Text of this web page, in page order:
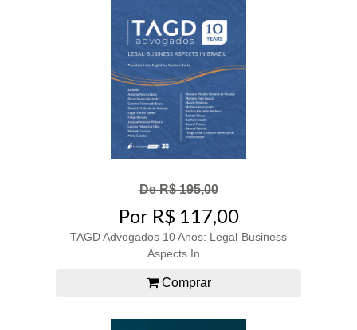
De R$ 195,00
Por R$ 117,00
TAGD Advogados 10 Anos: Legal-Business
Aspects In...
Comprar